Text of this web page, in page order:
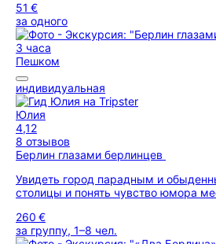
51 €
за одного
3 часа
Пешком
индивидуальная
Юлия
4,12
8 отзывов
Берлин глазами берлинцев
Увидеть город парадным и
столицы и понять чувство юмора
260 €
за группу, 1–8 чел.